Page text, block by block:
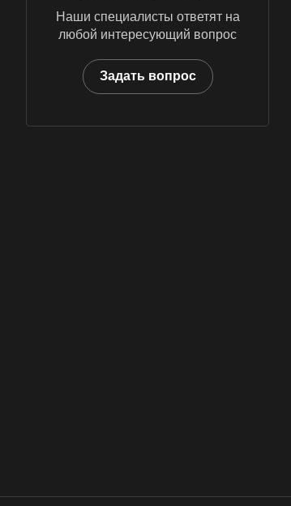
Наши специалисты ответят на
любой интересующий вопрос
Задать вопрос